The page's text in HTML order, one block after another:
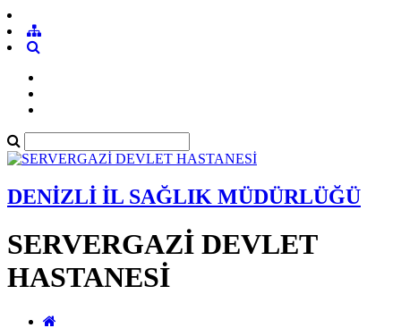
DENİZLİ İL SAĞLIK MÜDÜRLÜĞÜ
SERVERGAZİ DEVLET
HASTANESİ